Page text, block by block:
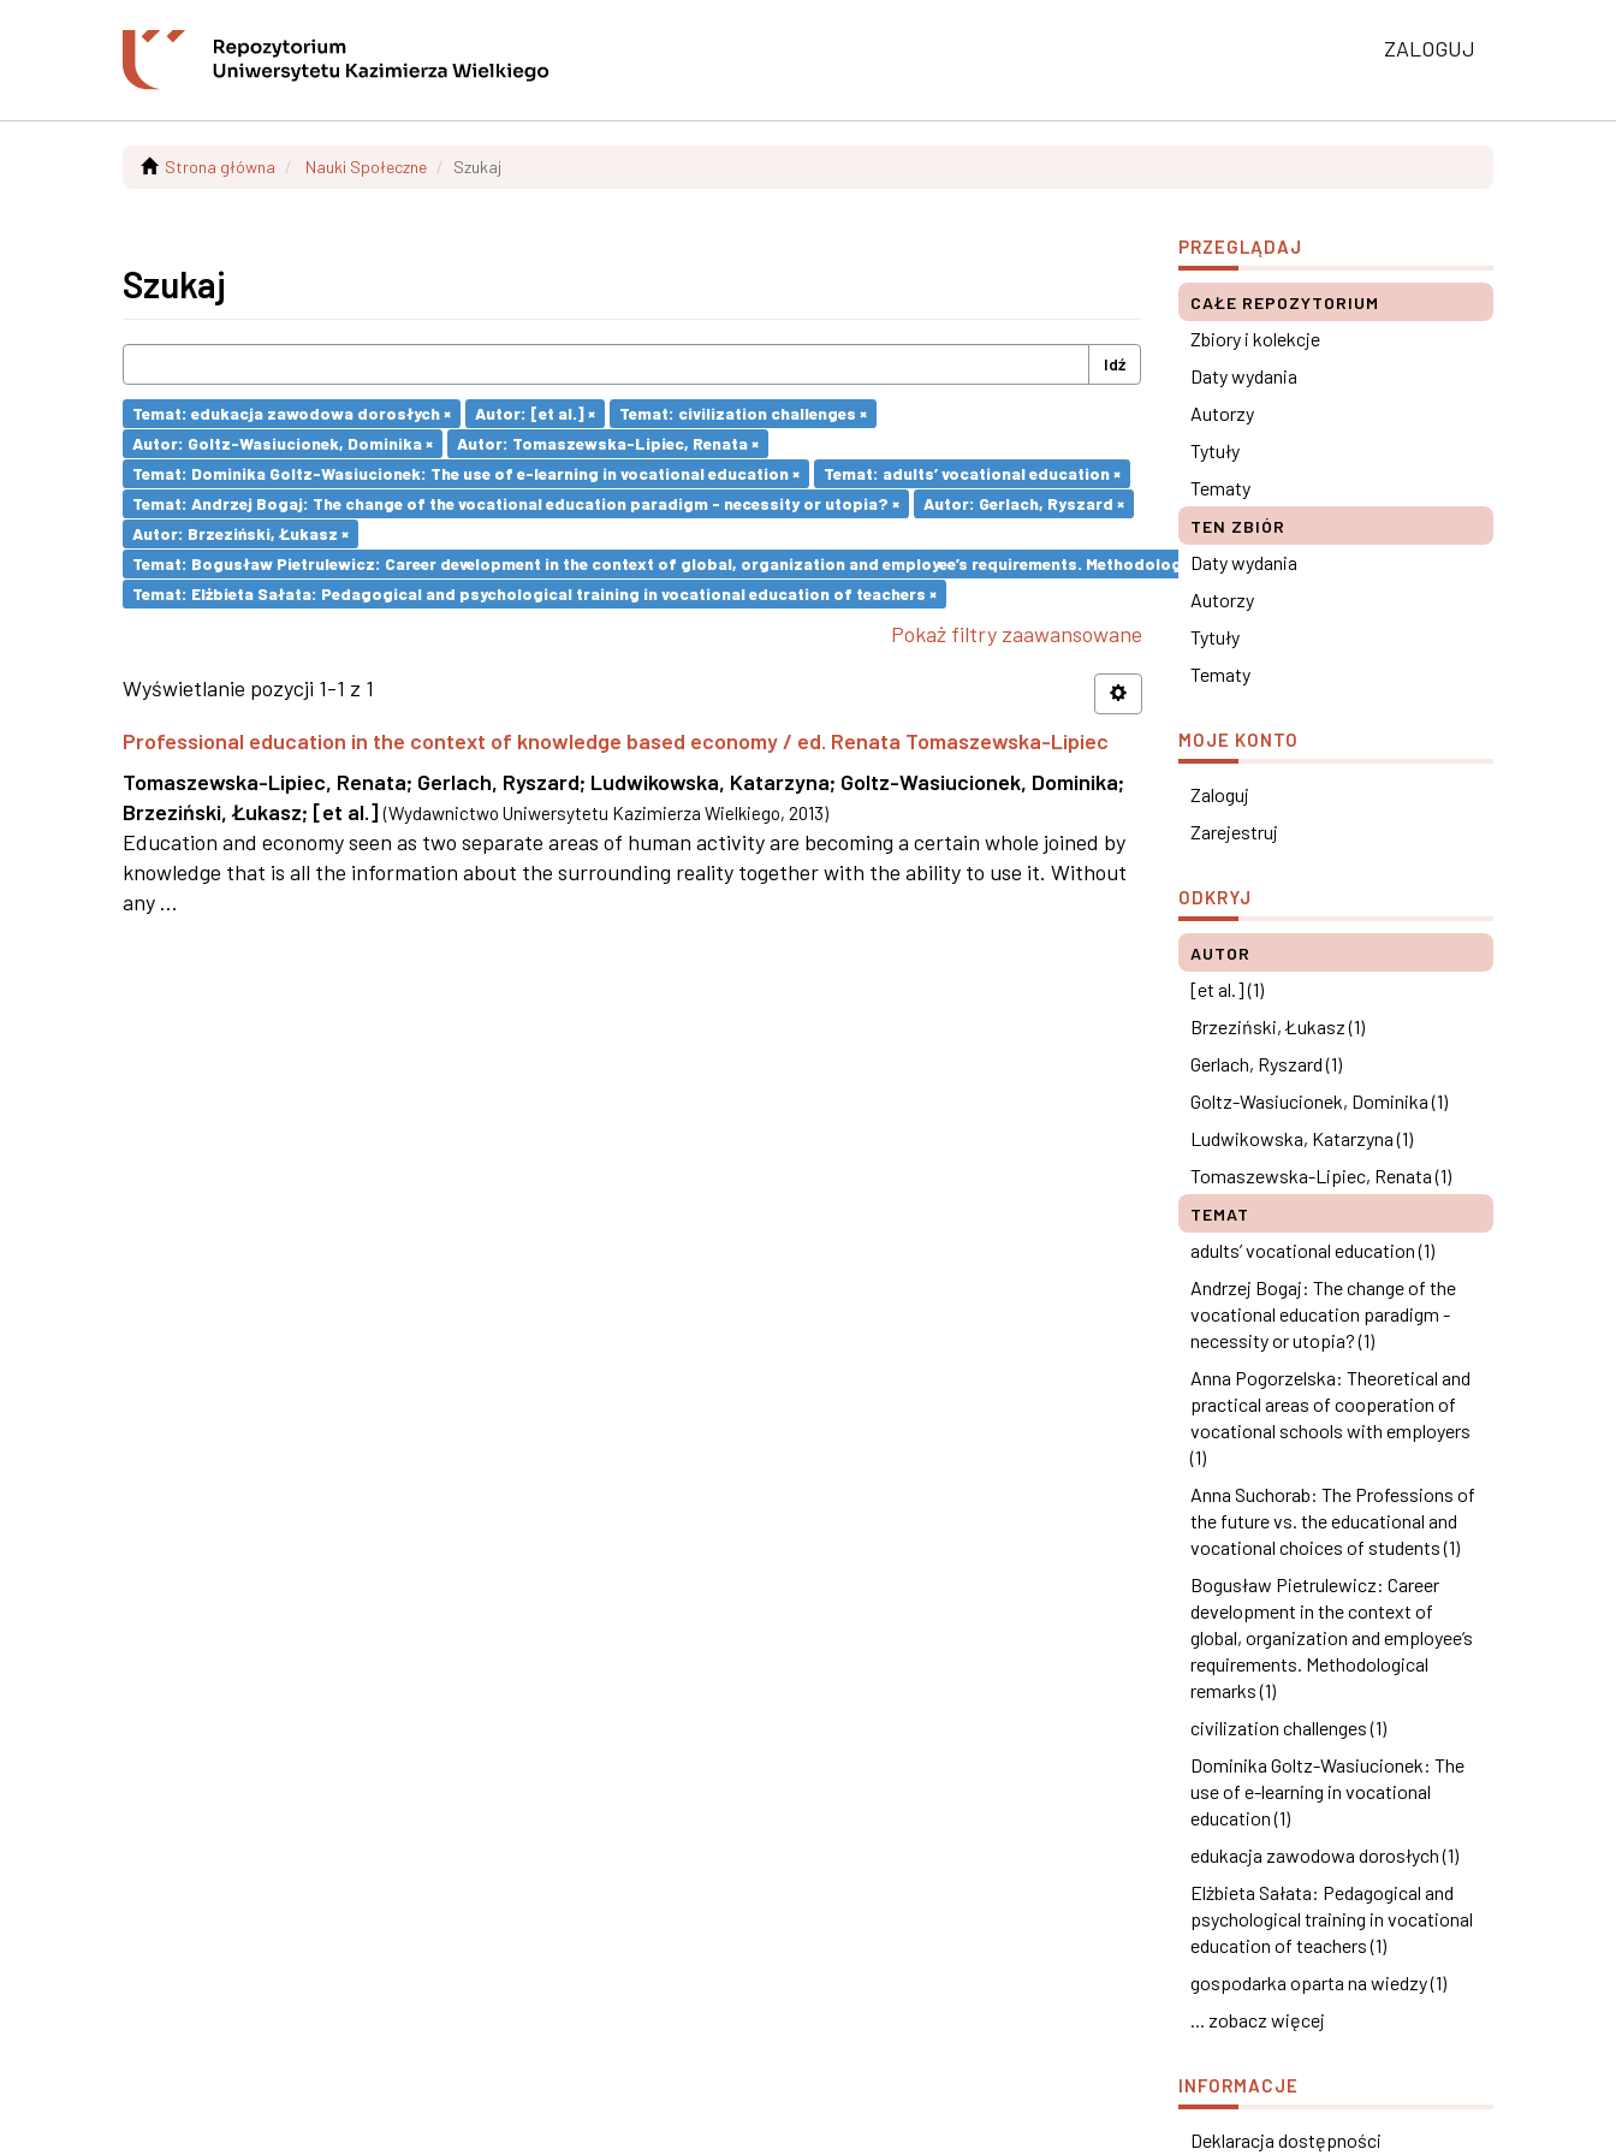
ZALOGUJ
Strona główna Nauki Społeczne Szukaj
Szukaj
Idź
Temat: edukacja zawodowa dorosłych × Autor: [et al.] ×
Temat: civilization challenges ×
Autor: Goltz-Wasiucionek, Dominika ×
Autor: Tomaszewska-Lipiec, Renata ×
Temat: Dominika Goltz-Wasiucionek: The use of e-learning in vocational education ×
Temat: adults’ vocational education ×
Temat: Andrzej Bogaj: The change of the vocational education paradigm - necessity or utopia? ×
Autor: Gerlach, Ryszard ×
Autor: Brzeziński, Łukasz ×
Temat: Bogusław Pietrulewicz: Career development in the context of global, organization and employee’s requirements. Methodological remarks ×
Temat: Elżbieta Sałata: Pedagogical and psychological training in vocational education of teachers ×
Pokaż filtry zaawansowane
Wyświetlanie pozycji 1-1 z 1
Professional education in the context of knowledge based economy / ed. Renata Tomaszewska-Lipiec
Tomaszewska-Lipiec, Renata; Gerlach, Ryszard; Ludwikowska, Katarzyna; Goltz-Wasiucionek, Dominika;
Brzeziński, Łukasz; [et al.] (Wydawnictwo Uniwersytetu Kazimierza Wielkiego, 2013)
Education and economy seen as two separate areas of human activity are becoming a certain whole joined by
knowledge that is all the information about the surrounding reality together with the ability to use it. Without
any ...
PRZEGLĄDAJ
CAŁE REPOZYTORIUM
Zbiory i kolekcje
Daty wydania
Autorzy
Tytuły
Tematy
TEN ZBIÓR
Daty wydania
Autorzy
Tytuły
Tematy
MOJE KONTO
Zaloguj
Zarejestruj
ODKRYJ
AUTOR
[et al.] (1)
Brzeziński, Łukasz (1)
Gerlach, Ryszard (1)
Goltz-Wasiucionek, Dominika (1)
Ludwikowska, Katarzyna (1)
Tomaszewska-Lipiec, Renata (1)
TEMAT
adults’ vocational education (1)
Andrzej Bogaj: The change of the
vocational education paradigm -
necessity or utopia? (1)
Anna Pogorzelska: Theoretical and
practical areas of cooperation of
vocational schools with employers
(1)
Anna Suchorab: The Professions of
the future vs. the educational and
vocational choices of students (1)
Bogusław Pietrulewicz: Career
development in the context of
global, organization and employee’s
requirements. Methodological
remarks (1)
civilization challenges (1)
Dominika Goltz-Wasiucionek: The
use of e-learning in vocational
education (1)
edukacja zawodowa dorosłych (1)
Elżbieta Sałata: Pedagogical and
psychological training in vocational
education of teachers (1)
gospodarka oparta na wiedzy (1)
... zobacz więcej
INFORMACJE
Deklaracja dostępności